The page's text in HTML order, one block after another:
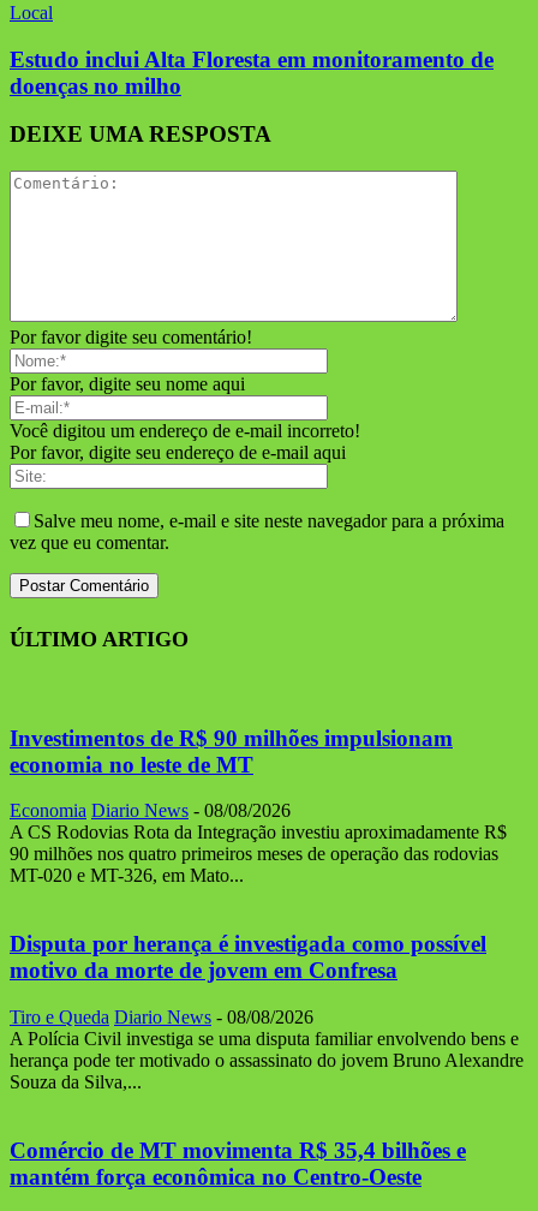
Local
Estudo inclui Alta Floresta em monitoramento de
doenças no milho
DEIXE UMA RESPOSTA
Por favor digite seu comentário!
Por favor, digite seu nome aqui
Você digitou um endereço de e-mail incorreto!
Por favor, digite seu endereço de e-mail aqui
Salve meu nome, e-mail e site neste navegador para a próxima
vez que eu comentar.
ÚLTIMO ARTIGO
Investimentos de R$ 90 milhões impulsionam
economia no leste de MT
Economia Diario News - 08/08/2026
A CS Rodovias Rota da Integração investiu aproximadamente R$
90 milhões nos quatro primeiros meses de operação das rodovias
MT-020 e MT-326, em Mato...
Disputa por herança é investigada como possível
motivo da morte de jovem em Confresa
Tiro e Queda Diario News - 08/08/2026
A Polícia Civil investiga se uma disputa familiar envolvendo bens e
herança pode ter motivado o assassinato do jovem Bruno Alexandre
Souza da Silva,...
Comércio de MT movimenta R$ 35,4 bilhões e
mantém força econômica no Centro-Oeste